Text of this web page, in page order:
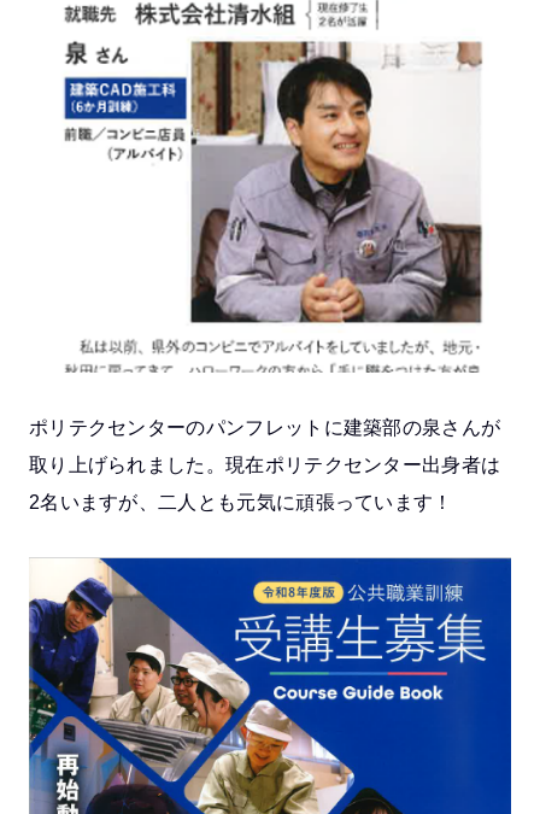
ポリテクセンターのパンフレットに建築部の泉さんが
取り上げられました。現在ポリテクセンター出身者は
2名いますが、二人とも元気に頑張っています！